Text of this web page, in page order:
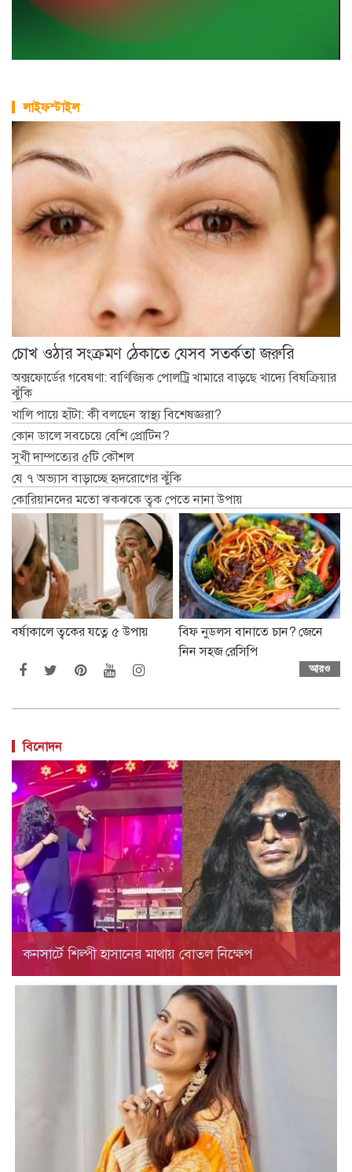
লাইফস্টাইল
চোখ ওঠার সংক্রমণ ঠেকাতে যেসব সতর্কতা জরুরি
অক্সফোর্ডের গবেষণা: বাণিজ্যিক পোলট্রি খামারে বাড়ছে খাদ্যে বিষক্রিয়ার
ঝুঁকি
খালি পায়ে হাঁটা: কী বলছেন স্বাস্থ্য বিশেষজ্ঞরা?
কোন ডালে সবচেয়ে বেশি প্রোটিন?
সুখী দাম্পত্যের ৫টি কৌশল
যে ৭ অভ্যাস বাড়াচ্ছে হৃদরোগের ঝুঁকি
কোরিয়ানদের মতো ঝকঝকে ত্বক পেতে নানা উপায়
বর্ষাকালে ত্বকের যত্নে ৫ উপায়
বিফ নুডলস বানাতে চান? জেনে
নিন সহজ রেসিপি
আরও
বিনোদন
কনসার্টে শিল্পী হাসানের মাথায় বোতল নিক্ষেপ